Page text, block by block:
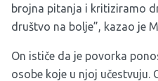
brojna pitanja i kritiziramo
društvo na bolje”, kazao je
On ističe da je povorka
osobe koje u njoj učestvuju.